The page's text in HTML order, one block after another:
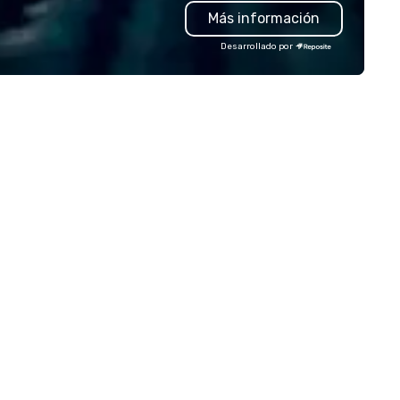
ensuring professionalism,
comfort, and punctuality. Our
services are tailored to meet
diverse mobility needs,
Más información
Desarrollado por